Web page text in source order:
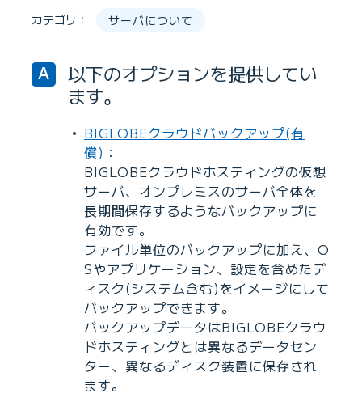
カテゴリ： サーバについて
A
以下のオプションを提供してい
ます。
BIGLOBEクラウドバックアップ(有
償) ：
BIGLOBEクラウドホスティングの仮想
サーバ、オンプレミスのサーバ全体を
長期間保存するようなバックアップに
有効です。
ファイル単位のバックアップに加え、O
Sやアプリケーション、設定を含めたデ
ィスク(システム含む)をイメージにして
バックアップできます。
バックアップデータはBIGLOBEクラウ
ドホスティングとは異なるデータセン
ター、異なるディスク装置に保存され
ます。